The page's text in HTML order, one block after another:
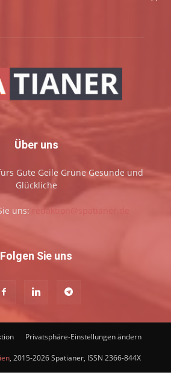
Über uns
Gute Geile Grüne Gesunde und
Glückliche
uns: redaktion@spatianer.de
Folgen Sie uns
Privatsphäre-Einstellungen ändern
, 2015-2026 Spatianer, ISSN 2366-844X